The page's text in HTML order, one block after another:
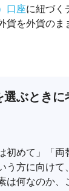
口座に紐づく
貨を外貨のま
ぶときに
初めて」「
う方に向けて
は何なのか、